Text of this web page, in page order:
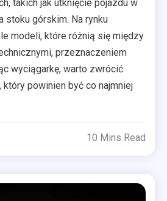
takich jak utknięcie pojazdu w
stoku górskim. Na rynku
modeli, które różnią się między
przeznaczeniem
wyciągarkę, warto zwrócić
który powinien być co najmniej
10 Mins Read